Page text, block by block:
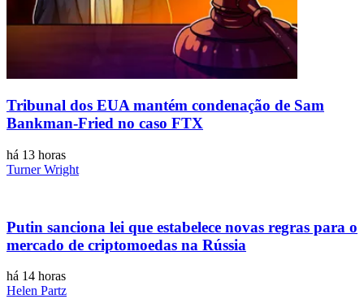
Tribunal dos EUA mantém condenação de Sam
Bankman-Fried no caso FTX
há 13 horas
Turner Wright
Putin sanciona lei que estabelece novas regras para o
mercado de criptomoedas na Rússia
há 14 horas
Helen Partz